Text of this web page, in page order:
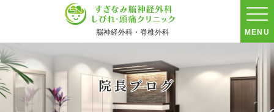
脳神経外科・脊椎外科 MENU
院長ブログ